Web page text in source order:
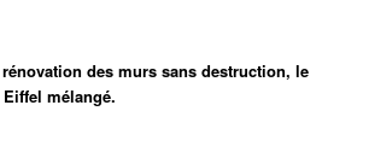
des murs sans destruction, le
mélangé.